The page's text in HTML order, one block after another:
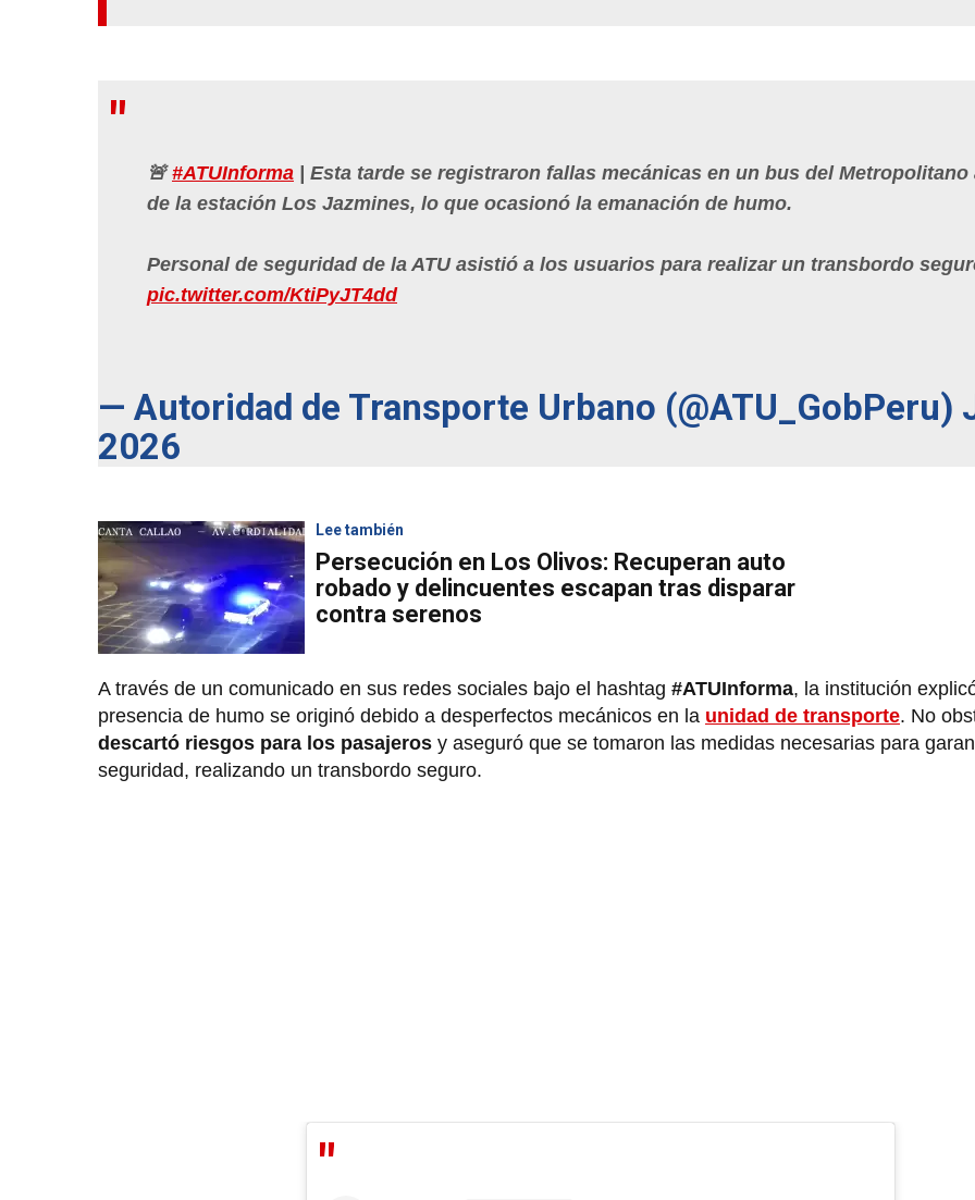
🚨#ATUInforma | Esta tarde se registraron fallas mecánicas en un bus del Metropolitano
de la estación Los Jazmines, lo que ocasionó la emanación de humo.
Personal de seguridad de la ATU asistió a los usuarios para realizar un transbordo
pic.twitter.com/KtiPyJT4dd
— Autoridad de Transporte Urbano (@ATU_GobPeru)
2026
Lee también
Persecución en Los Olivos: Recuperan auto
robado y delincuentes escapan tras disparar
contra serenos
A través de un comunicado en sus redes sociales bajo el hashtag #ATUInforma, la institución
presencia de humo se originó debido a desperfectos mecánicos en la unidad de transporte. No
descartó riesgos para los pasajeros y aseguró que se tomaron las medidas necesarias para
seguridad, realizando un transbordo seguro.